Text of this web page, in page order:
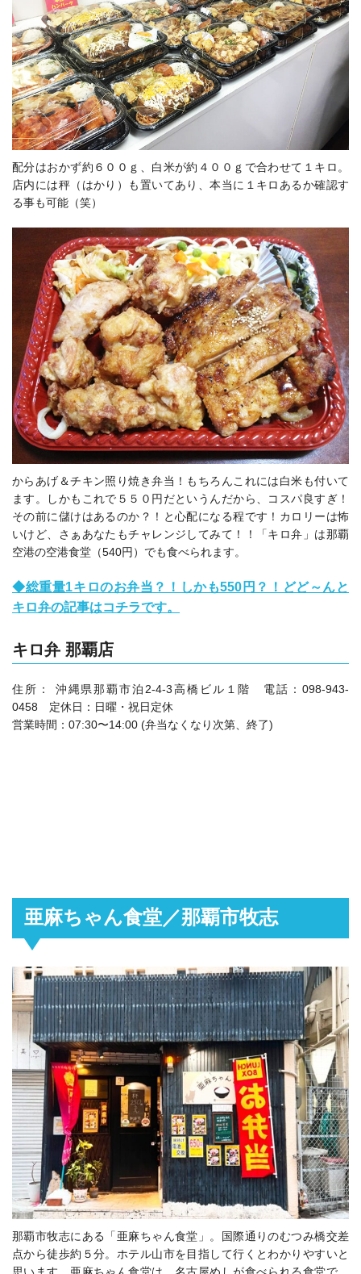
配分はおかず約６００ｇ、白米が約４００ｇで合わせて１キロ。
店内には秤（はかり）も置いてあり、本当に１キロあるか確認す
る事も可能（笑）
からあげ＆チキン照り焼き弁当！もちろんこれには白米も付いて
ます。しかもこれで５５０円だというんだから、コスパ良すぎ！
その前に儲けはあるのか？！と心配になる程です！カロリーは怖
いけど、さぁあなたもチャレンジしてみて！！「キロ弁」は那覇
空港の空港食堂（540円）でも食べられます。
◆総重量1キロのお弁当？！しかも550円？！どど～んと
キロ弁の記事はコチラです。
キロ弁 那覇店
住所： 沖縄県那覇市泊2‐4‐3高橋ビル１階 電話：098-943-
0458 定休日：日曜・祝日定休
営業時間：07:30〜14:00 (弁当なくなり次第、終了)
亜麻ちゃん食堂／那覇市牧志
那覇市牧志にある「亜麻ちゃん食堂」。国際通りのむつみ橋交差
点から徒歩約５分。ホテル山市を目指して行くとわかりやすいと